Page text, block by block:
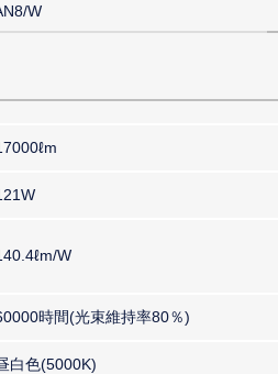
W
W
時間(光束維持率80％)
白色(5000K)